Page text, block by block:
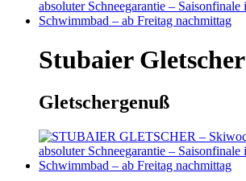
Stubaier Gletscher
Gletschergenuß